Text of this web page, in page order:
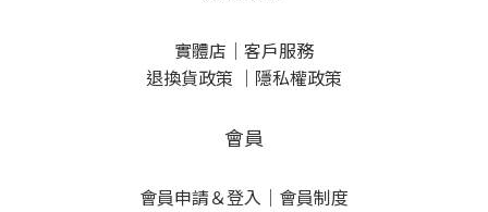
實體店 ｜ 客戶服務
退換貨政策 ｜ 隱私權政策
會員
會員申請＆登入 ｜ 會員制度